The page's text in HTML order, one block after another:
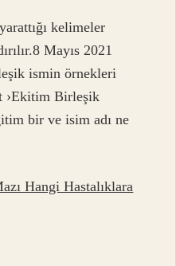
kelimeler
Mayıs 2021
ismin örnekleri
›Ekitim Birleşik
bir ve isim adı ne
Hangi Hastalıklara